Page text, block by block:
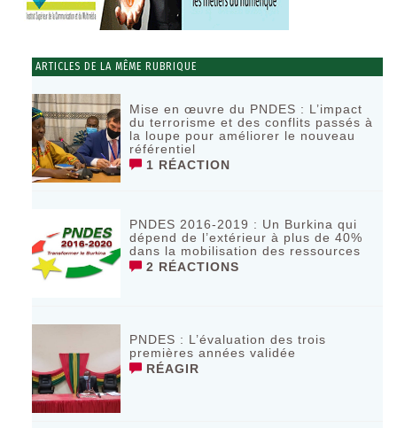
ARTICLES DE LA MÊME RUBRIQUE
Mise en œuvre du PNDES : L’impact
du terrorisme et des conflits passés à
la loupe pour améliorer le nouveau
référentiel
1 RÉACTION
PNDES 2016-2019 : Un Burkina qui
dépend de l’extérieur à plus de 40%
dans la mobilisation des ressources
2 RÉACTIONS
PNDES : L’évaluation des trois
premières années validée
RÉAGIR